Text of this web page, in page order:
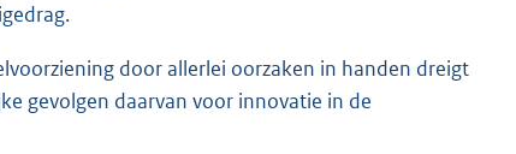
door allerlei oorzaken in handen dreigt
gevolgen daarvan voor innovatie in de